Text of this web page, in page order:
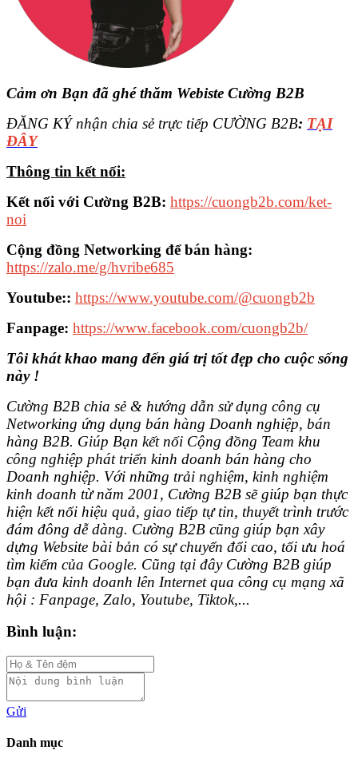
Cảm ơn Bạn đã ghé thăm Webiste Cường B2B
ĐĂNG KÝ nhận chia sẻ trực tiếp CƯỜNG B2B: TẠI
ĐÂY
Thông tin kết nối:
Kết nối với Cường B2B: https://cuongb2b.com/ket-
noi
Cộng đồng Networking để bán hàng:
https://zalo.me/g/hvribe685
Youtube:: https://www.youtube.com/@cuongb2b
Fanpage: https://www.facebook.com/cuongb2b/
Tôi khát khao mang đến giá trị tốt đẹp cho cuộc sống
này !
Cường B2B chia sẻ & hướng dẫn sử dụng công cụ
Networking ứng dụng bán hàng Doanh nghiệp, bán
hàng B2B. Giúp Bạn kết nối Cộng đồng Team khu
công nghiệp phát triển kinh doanh bán hàng cho
Doanh nghiệp. Với những trải nghiệm, kinh nghiệm
kinh doanh từ năm 2001, Cường B2B sẽ giúp bạn thực
hiện kết nối hiệu quả, giao tiếp tự tin, thuyết trình trước
đám đông dễ dàng. Cường B2B cũng giúp bạn xây
dựng Website bài bản có sự chuyển đổi cao, tối ưu hoá
tìm kiếm của Google. Cũng tại đây Cường B2B giúp
bạn đưa kinh doanh lên Internet qua công cụ mạng xã
hội : Fanpage, Zalo, Youtube, Tiktok,...
Bình luận:
Gửi
Danh mục